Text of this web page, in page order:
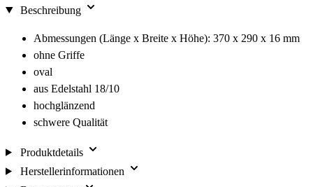
Beschreibung
Abmessungen (Länge x Breite x Höhe): 370 x 290 x 16 mm
ohne Griffe
oval
aus Edelstahl 18/10
hochglänzend
schwere Qualität
Produktdetails
Herstellerinformationen